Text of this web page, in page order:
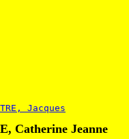
Jacques
Catherine Jeanne